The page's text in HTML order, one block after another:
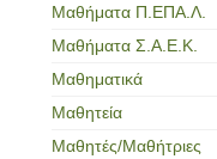
Μαθήματα Π.ΕΠΑ.Λ.
Μαθήματα Σ.Α.Ε.Κ.
Μαθηματικά
Μαθητεία
Μαθητές/Μαθήτριες